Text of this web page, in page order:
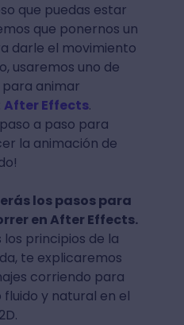
que puedas estar
que ponernos un
darle el movimiento
usaremos uno de
animar
After Effects.
a paso para
la animación de
los pasos para
en After Effects.
principios de la
te explicaremos
corriendo para
y natural en el
2D.